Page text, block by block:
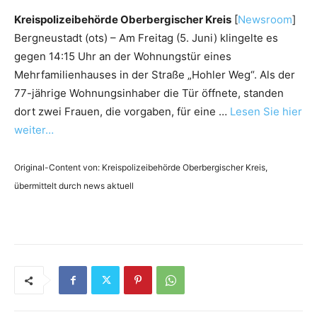
Kreispolizeibehörde Oberbergischer Kreis [Newsroom]
Bergneustadt (ots) – Am Freitag (5. Juni) klingelte es
gegen 14:15 Uhr an der Wohnungstür eines
Mehrfamilienhauses in der Straße „Hohler Weg“. Als der
77-jährige Wohnungsinhaber die Tür öffnete, standen
dort zwei Frauen, die vorgaben, für eine … Lesen Sie hier
weiter…
Original-Content von: Kreispolizeibehörde Oberbergischer Kreis,
übermittelt durch news aktuell